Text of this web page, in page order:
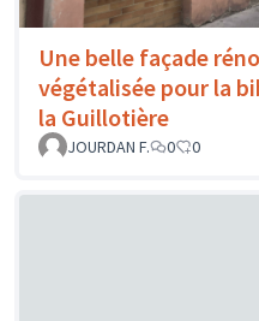
Une belle façade
végétalisée pour la
la Guillotière
JOURDAN F. 0 0